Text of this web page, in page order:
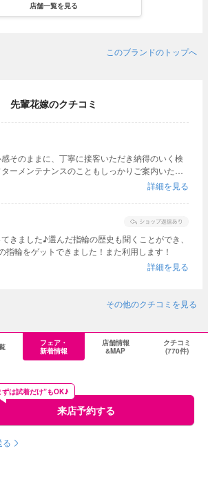
店舗一覧を見る
このブランドのトップへ
先輩花嫁のクチコミ
そのままに、丁寧に接客いただき納得のいく検
ーメンテナンスのこともしっかりご案内いただ
詳細を見る
きました♪選んだ指輪の歴史も聞くことができ、
指輪をゲットできました！また利用します！
詳細を見る
その他のクチコミを見る
フェア・
新着情報
店舗情報
&MAP
クチコミ
(770件)
来店予約する
ずは試着だけ”もOK♪
る